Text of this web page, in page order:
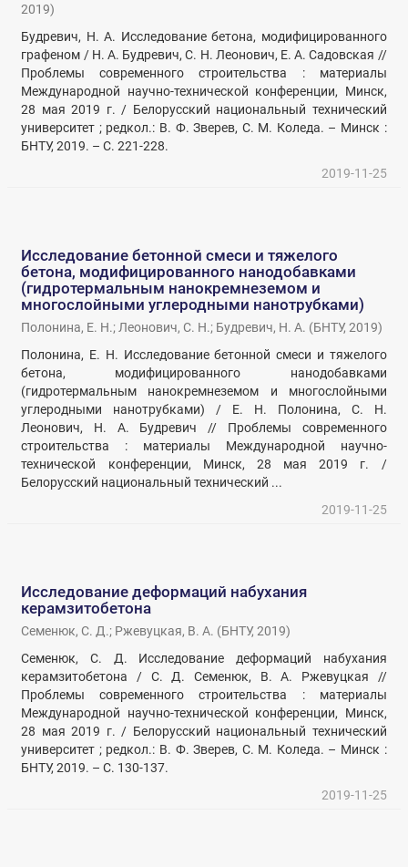
2019)
Будревич, Н. А. Исследование бетона, модифицированного
графеном / Н. А. Будревич, С. Н. Леонович, Е. А. Садовская //
Проблемы современного строительства : материалы
Международной научно-технической конференции, Минск,
28 мая 2019 г. / Белорусский национальный технический
университет ; редкол.: В. Ф. Зверев, С. М. Коледа. – Минск :
БНТУ, 2019. – С. 221-228.
2019-11-25
Исследование бетонной смеси и тяжелого
бетона, модифицированного нанодобавками
(гидротермальным нанокремнеземом и
многослойными углеродными нанотрубками)
Полонина, Е. Н.; Леонович, С. Н.; Будревич, Н. А. (БНТУ,2019)
Полонина, Е. Н. Исследование бетонной смеси и тяжелого
бетона, модифицированного нанодобавками
(гидротермальным нанокремнеземом и многослойными
углеродными нанотрубками) / Е. Н. Полонина, С. Н.
Леонович, Н. А. Будревич // Проблемы современного
строительства : материалы Международной научно-
технической конференции, Минск, 28 мая 2019 г. /
Белорусский национальный технический ...
2019-11-25
Исследование деформаций набухания
керамзитобетона
Семенюк, С. Д.; Ржевуцкая, В. А. (БНТУ,2019)
Семенюк, С. Д. Исследование деформаций набухания
керамзитобетона / С. Д. Семенюк, В. А. Ржевуцкая //
Проблемы современного строительства : материалы
Международной научно-технической конференции, Минск,
28 мая 2019 г. / Белорусский национальный технический
университет ; редкол.: В. Ф. Зверев, С. М. Коледа. – Минск :
БНТУ, 2019. – С. 130-137.
2019-11-25